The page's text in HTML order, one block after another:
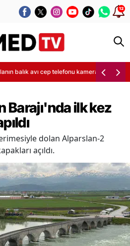
12
balık avı cep telefonu kamerasına yansıdı
Barajı'nda ilk kez
dolan Alparslan-2
açıldı.